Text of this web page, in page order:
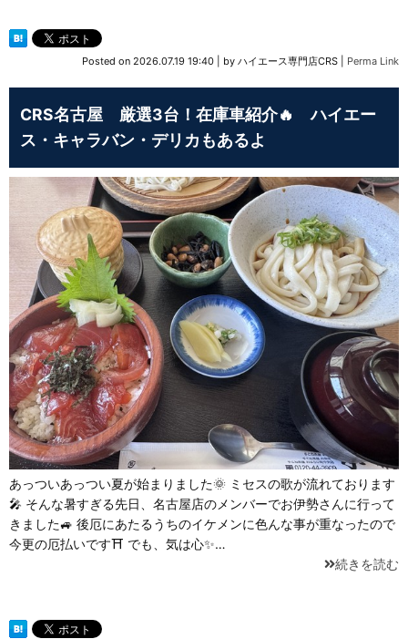
Posted on 2026.07.19 19:40 by ハイエース専門店CRS Perma Link
CRS名古屋 厳選3台！在庫車紹介🔥 ハイエー
ス・キャラバン・デリカもあるよ
あっついあっつい夏が始まりました🌞 ミセスの歌が流れております
🎤 そんな暑すぎる先日、名古屋店のメンバーでお伊勢さんに行って
きました🚙 後厄にあたるうちのイケメンに色んな事が重なったので
今更の厄払いです⛩ でも、気は心✨…
続きを読む